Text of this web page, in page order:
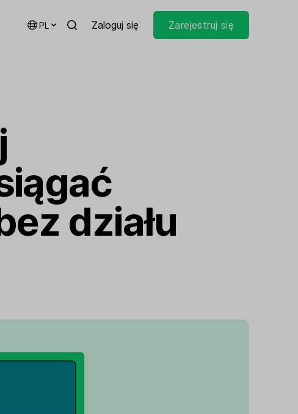
PL Zaloguj się Zarejestruj się
działu